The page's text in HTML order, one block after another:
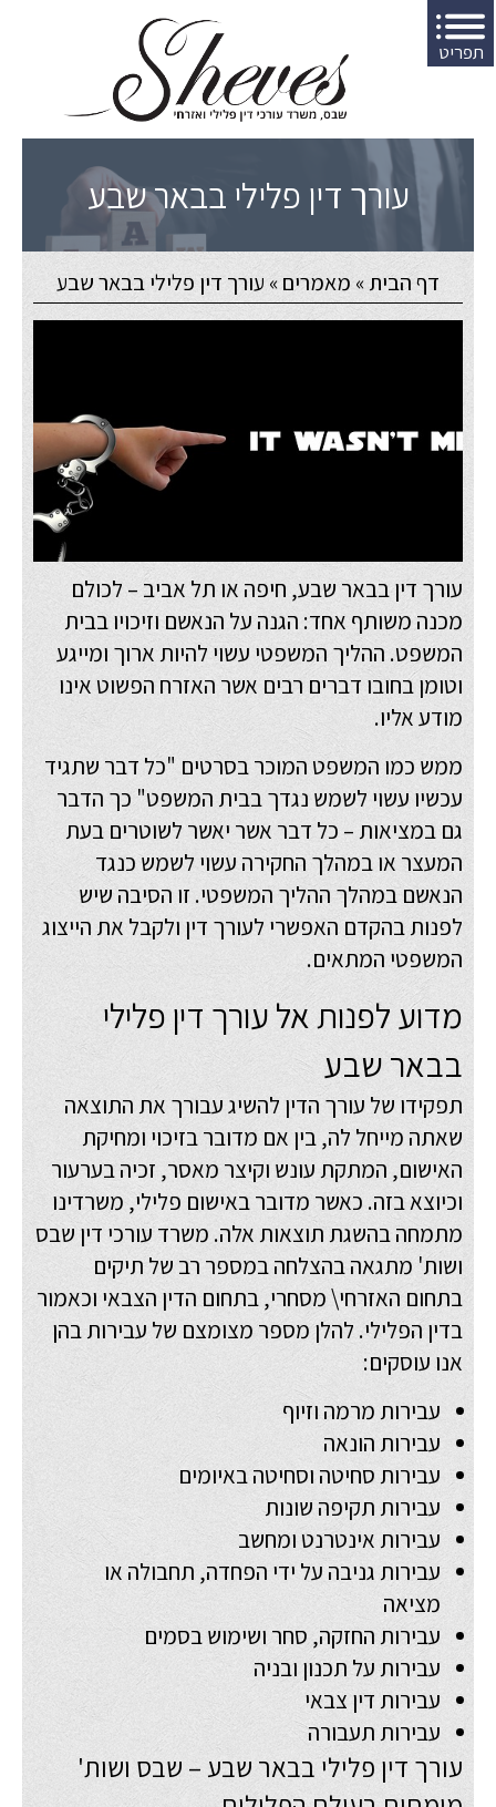
תפריט
עורך דין פלילי בבאר שבע
דף הבית» מאמרים» עורך דין פלילי בבאר שבע
עורך דין בבאר שבע, חיפה או תל אביב – לכולם
מכנה משותף אחד: הגנה על הנאשם וזיכויו בבית
המשפט. ההליך המשפטי עשוי להיות ארוך ומייגע
וטומן בחובו דברים רבים אשר האזרח הפשוט אינו
מודע אליו.
ממש כמו המשפט המוכר בסרטים "כל דבר שתגיד
עכשיו עשוי לשמש נגדך בבית המשפט" כך הדבר
גם במציאות – כל דבר אשר יאשר לשוטרים בעת
המעצר או במהלך החקירה עשוי לשמש כנגד
הנאשם במהלך ההליך המשפטי. זו הסיבה שיש
לפנות בהקדם האפשרי לעורך דין ולקבל את הייצוג
המשפטי המתאים.
מדוע לפנות אל עורך דין פלילי
בבאר שבע
תפקידו של עורך הדין להשיג עבורך את התוצאה
שאתה מייחל לה, בין אם מדובר בזיכוי ומחיקת
האישום, המתקת עונש וקיצר מאסר, זכיה בערעור
וכיוצא בזה. כאשר מדובר באישום פלילי, משרדינו
מתמחה בהשגת תוצאות אלה. משרד עורכי דין שבס
ושות' מתגאה בהצלחה במספר רב של תיקים
בתחום האזרחי\ מסחרי, בתחום הדין הצבאי וכאמור
בדין הפלילי. להלן מספר מצומצם של עבירות בהן
אנו עוסקים:
עבירות מרמה וזיוף
עבירות הונאה
עבירות סחיטה וסחיטה באיומים
עבירות תקיפה שונות
עבירות אינטרנט ומחשב
עבירות גניבה על ידי הפחדה, תחבולה או
מציאה
עבירות החזקה, סחר ושימוש בסמים
עבירות על תכנון ובניה
עבירות דין צבאי
עבירות תעבורה
עורך דין פלילי בבאר שבע – שבס ושות'